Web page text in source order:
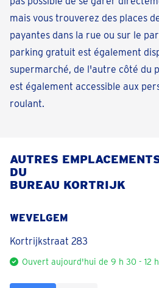
mais vous trouverez des places
payantes dans la rue ou sur le
parking gratuit est également
supermarché, de l'autre côté du
est également accessible aux
roulant.
AUTRES
DU
BUREAU KORTRIJK
WEVELGEM
Kortrijkstraat 283
Ouvert aujourd'hui de 9 h 30 - 12